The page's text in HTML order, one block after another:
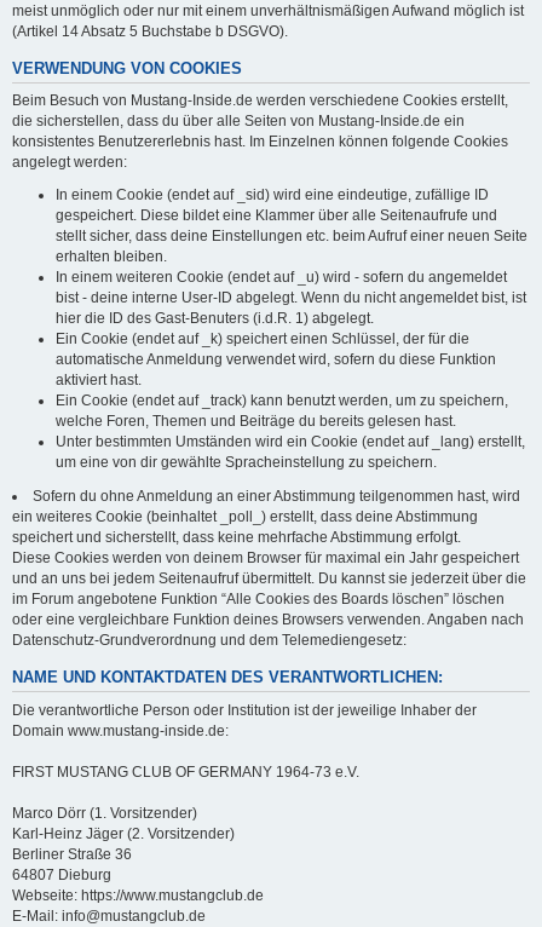
meist unmöglich oder nur mit einem unverhältnismäßigen Aufwand möglich ist
(Artikel 14 Absatz 5 Buchstabe b DSGVO).
VERWENDUNG VON COOKIES
Beim Besuch von Mustang-Inside.de werden verschiedene Cookies erstellt,
die sicherstellen, dass du über alle Seiten von Mustang-Inside.de ein
konsistentes Benutzererlebnis hast. Im Einzelnen können folgende Cookies
angelegt werden:
In einem Cookie (endet auf _sid) wird eine eindeutige, zufällige ID
gespeichert. Diese bildet eine Klammer über alle Seitenaufrufe und
stellt sicher, dass deine Einstellungen etc. beim Aufruf einer neuen Seite
erhalten bleiben.
In einem weiteren Cookie (endet auf _u) wird - sofern du angemeldet
bist - deine interne User-ID abgelegt. Wenn du nicht angemeldet bist, ist
hier die ID des Gast-Benuters (i.d.R. 1) abgelegt.
Ein Cookie (endet auf _k) speichert einen Schlüssel, der für die
automatische Anmeldung verwendet wird, sofern du diese Funktion
aktiviert hast.
Ein Cookie (endet auf _track) kann benutzt werden, um zu speichern,
welche Foren, Themen und Beiträge du bereits gelesen hast.
Unter bestimmten Umständen wird ein Cookie (endet auf _lang) erstellt,
um eine von dir gewählte Spracheinstellung zu speichern.
Sofern du ohne Anmeldung an einer Abstimmung teilgenommen hast, wird
ein weiteres Cookie (beinhaltet _poll_) erstellt, dass deine Abstimmung
speichert und sicherstellt, dass keine mehrfache Abstimmung erfolgt.
Diese Cookies werden von deinem Browser für maximal ein Jahr gespeichert
und an uns bei jedem Seitenaufruf übermittelt. Du kannst sie jederzeit über die
im Forum angebotene Funktion “Alle Cookies des Boards löschen” löschen
oder eine vergleichbare Funktion deines Browsers verwenden. Angaben nach
Datenschutz-Grundverordnung und dem Telemediengesetz:
NAME UND KONTAKTDATEN DES VERANTWORTLICHEN:
Die verantwortliche Person oder Institution ist der jeweilige Inhaber der
Domain www.mustang-inside.de:
FIRST MUSTANG CLUB OF GERMANY 1964-73 e.V.
Marco Dörr (1. Vorsitzender)
Karl-Heinz Jäger (2. Vorsitzender)
Berliner Straße 36
64807 Dieburg
Webseite: https://www.mustangclub.de
E-Mail: info@mustangclub.de